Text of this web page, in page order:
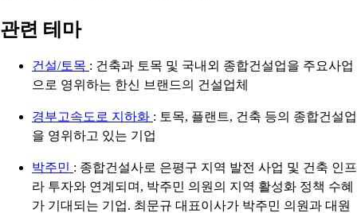
관련 테마
건설/토목 : 건축과 토목 및 국내외 종합건설업을 주요사업
으로 영위하는 한신 브랜드의 건설업체
경부고속도로 지하화 : 토목, 플랜트, 건축 등의 종합건설업
을 영위하고 있는 기업
박주민 : 종합건설사로 은평구 지역 발전 사업 및 건축 인프
라 투자와 연계되며, 박주민 의원의 지역 활성화 정책 수혜
가 기대되는 기업. 최문규 대표이사가 박주민 의원과 대원